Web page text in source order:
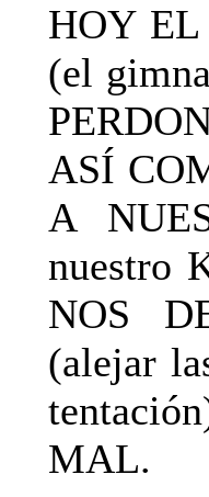
HOY
(el
ASÍ
A
nuestro
NOS
(alejar
MAL.